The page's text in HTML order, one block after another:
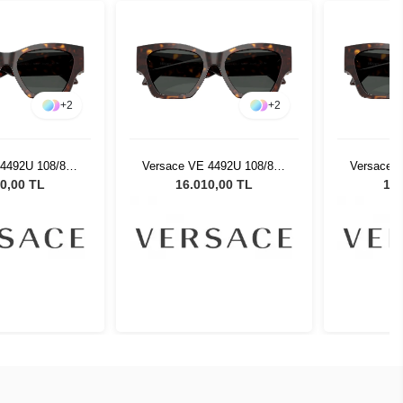
+2
108/87 -
Gözlüğü
TL
+2
Versace VE 4492U 108/87 -
53 Kadın Güneş Gözlüğü
16.010,00 TL
Versace
53